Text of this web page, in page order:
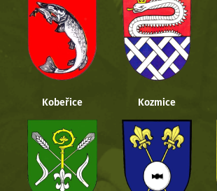
Kobeřice Kozmice